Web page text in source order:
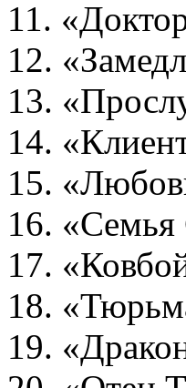
11.
12.
13.
14.
15.
16.
17.
18.
19.